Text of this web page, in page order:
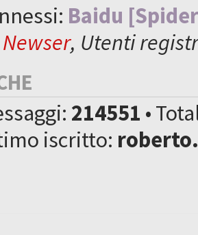
Baidu
Newser, Utenti
214551 •
iscritto: